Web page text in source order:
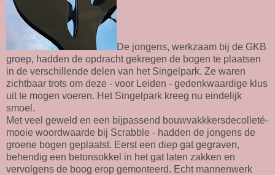
De jongens, werkzaam bij de GKB
groep, hadden de opdracht gekregen de bogen te plaatsen
in de verschillende delen van het Singelpark. Ze waren
zichtbaar trots om deze - voor Leiden - gedenkwaardige klus
uit te mogen voeren. Het Singelpark kreeg nu eindelijk
smoel.
Met veel geweld en een bijpassend bouwvakkkersdecolleté-
mooie woordwaarde bij Scrabble - hadden de jongens de
groene bogen geplaatst. Eerst een diep gat gegraven,
behendig een betonsokkel in het gat laten zakken en
vervolgens de boog erop gemonteerd. Echt mannenwerk